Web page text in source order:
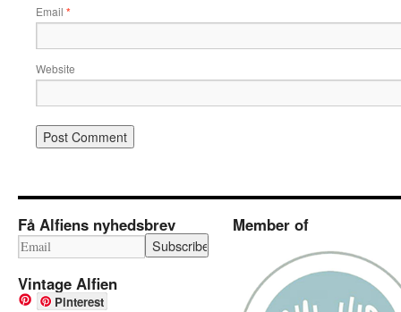
Email *
Website
Få Alfiens nyhedsbrev
Vintage Alfien
Pinterest
Member of